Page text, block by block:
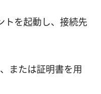
を起動し、接続先
または証明書を用